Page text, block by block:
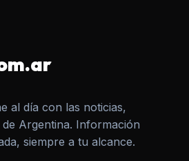
al día con las noticias,
de Argentina. Información
siempre a tu alcance.